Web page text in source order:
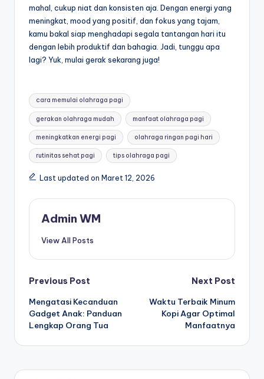
mahal, cukup niat dan konsisten aja. Dengan energi yang
meningkat, mood yang positif, dan fokus yang tajam,
kamu bakal siap menghadapi segala tantangan hari itu
dengan lebih produktif dan bahagia. Jadi, tunggu apa
lagi? Yuk, mulai gerak sekarang juga!
Tags:
cara memulai olahraga pagi
gerakan olahraga mudah manfaat olahraga pagi
meningkatkan energi pagi olahraga ringan pagi hari
rutinitas sehat pagi tips olahraga pagi
Last updated on Maret 12, 2026
Admin WM
View All Posts
Post
navigation
Previous Post
Mengatasi Kecanduan
Gadget Anak: Panduan
Lengkap Orang Tua
Next Post
Waktu Terbaik Minum
Kopi Agar Optimal
Manfaatnya